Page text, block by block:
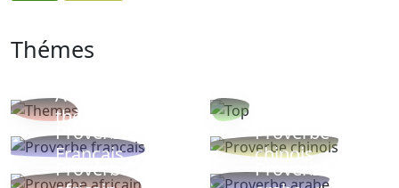
Thémes
Autres
thèmes
Proverbe
Français
Proverbe
chinois
Proverbe
Proverbe